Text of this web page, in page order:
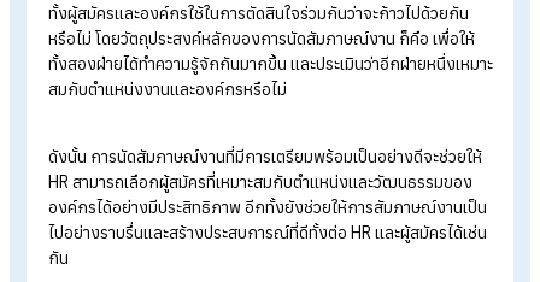
6. แรงจูงใจและเป้าหมายในการทำงาน
การพิจารณาแรงจูงใจและเป้าหมายในการทำงานของผู้สมัครช่วย
ลองถามคำถามเกี่ยวกับเป้าหมายในอนาคตหรือเหตุผลที่สนใจใน
ตำแหน่ง เช่น “อะไรเป็นแรงจูงใจให้คุณอยากทำงานในตำแหน่งนี้
หรือ “คุณเห็นตัวเองอยู่ในเส้นทางอาชีพนี้อย่างไรในอีก 5 ปีข้างหน้
คำตอบเหล่านี้ช่วยให้ HR เข้าใจถึงแรงจูงใจในการทำงานและความ
เหมาะสมของผู้สมัครในระยะยาว